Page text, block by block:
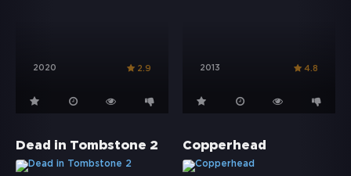
2020 2.9 2013 4.8
Dead in Tombstone 2 Copperhead